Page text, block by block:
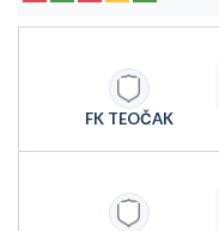
FK TEOČAK